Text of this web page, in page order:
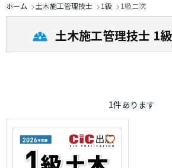
ホーム 土木施工管理技士 1級 1級二次
土木施工管理技士 1
1件あります